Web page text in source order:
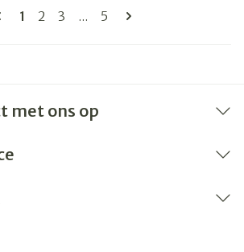
Pagina's
U lees momenteel pagina
1 Pagina
2 Pagina
3 ... Pagina
5
met ons op